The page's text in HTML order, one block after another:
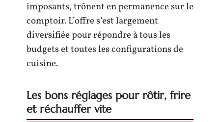
imposants, trônent en permanence sur le
comptoir. L’offre s’est largement
diversifiée pour répondre à tous les
budgets et toutes les configurations de
cuisine.
Les bons réglages pour rôtir, frire
et réchauffer vite